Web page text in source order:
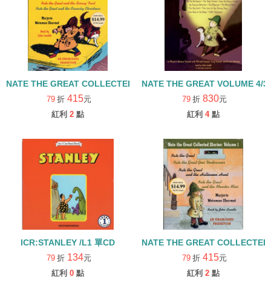
NATE THE GREAT COLLECTED STORIES : VOLUME 2 /單CD
79 折 415元
紅利 2 點
NATE THE GREAT VOLUME
79 折 830元
紅利 4 點
ICR:STANLEY /L1 單CD
79 折 134元
紅利 0 點
NATE THE GREAT
79 折 415元
紅利 2 點